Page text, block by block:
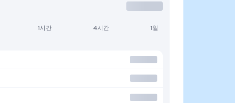
1시간 4시간 1일